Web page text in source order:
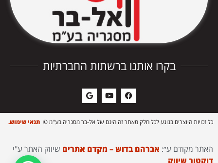
בקרו אותנו ברשתות החברתיות
כל זכויות היוצרים בנוגע לכל חלק מאתר זה הינם של אל-בר מסגריה בע"מ © תנאי שימוש.
האתר מקודם ע״: אברהם בדוש – מקדם אתרים שיווק האתר ע"י
דוקטור שיווק